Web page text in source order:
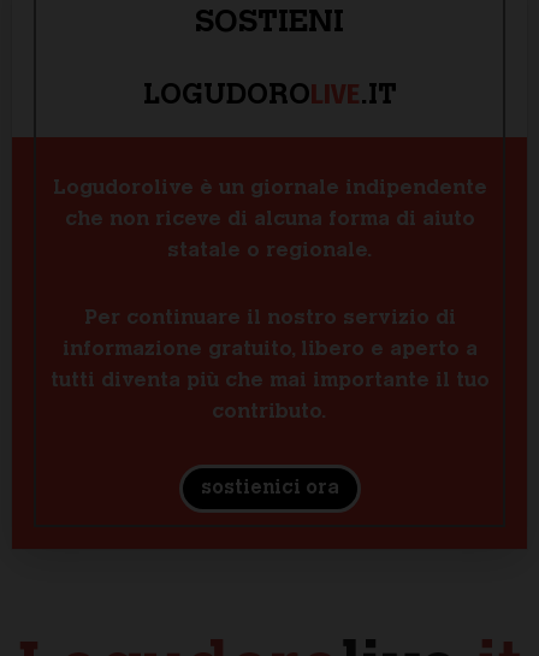
SOSTIENI
LOGUDOROLIVE.IT
Logudorolive è un giornale indipendente
che non riceve di alcuna forma di aiuto
statale o regionale.
Per continuare il nostro servizio di
informazione gratuito, libero e aperto a
tutti diventa più che mai importante il tuo
contributo.
sostienici ora